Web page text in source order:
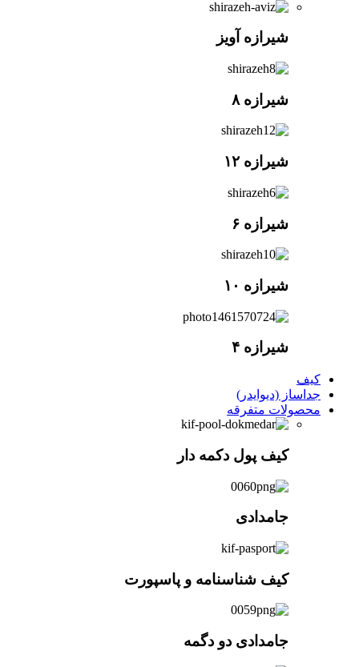
شیرازه آویز
شیرازه ۸
شیرازه ۱۲
شیرازه ۶
شیرازه ۱۰
شیرازه ۴
کیف
جداساز (دیوایدر)
محصولات متفرقه
کیف پول دکمه دار
جامدادی
کیف شناسنامه و پاسپورت
جامدادی دو دگمه